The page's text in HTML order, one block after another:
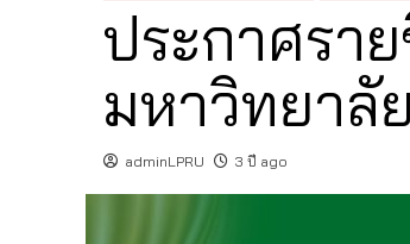
ประกาศรา
มหาวิทยาลั
adminLPRU 3 ปี ago